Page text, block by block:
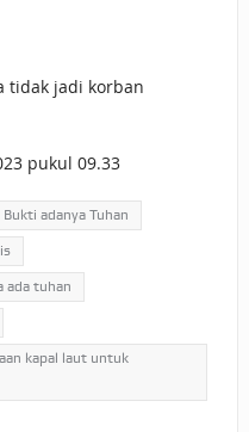
tidak jadi korban
pukul 09.33
Bukti adanya Tuhan
ada tuhan
kapal laut untuk